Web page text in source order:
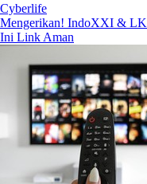
Cyberlife
Mengerikan! IndoXXI &
Ini Link Aman